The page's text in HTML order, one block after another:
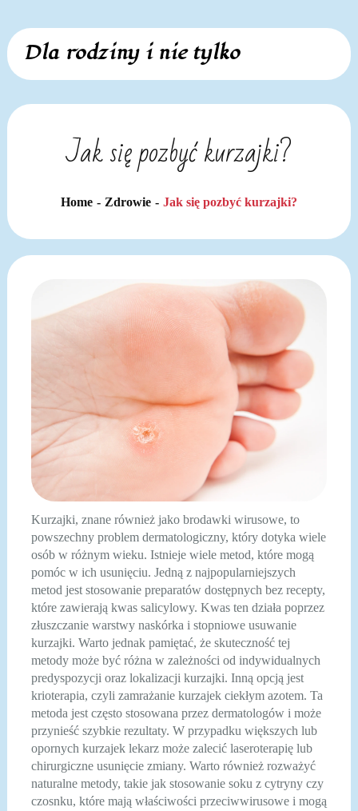
Skip
content
Dla rodziny i nie tylko
Jak się pozbyć kurzajki?
Home Zdrowie Jak się pozbyć kurzajki?
Kurzajki, znane również jako brodawki wirusowe, to
powszechny problem dermatologiczny, który dotyka wiele
osób w różnym wieku. Istnieje wiele metod, które mogą
pomóc w ich usunięciu. Jedną z najpopularniejszych
metod jest stosowanie preparatów dostępnych bez recepty,
które zawierają kwas salicylowy. Kwas ten działa poprzez
złuszczanie warstwy naskórka i stopniowe usuwanie
kurzajki. Warto jednak pamiętać, że skuteczność tej
metody może być różna w zależności od indywidualnych
predyspozycji oraz lokalizacji kurzajki. Inną opcją jest
krioterapia, czyli zamrażanie kurzajek ciekłym azotem. Ta
metoda jest często stosowana przez dermatologów i może
przynieść szybkie rezultaty. W przypadku większych lub
opornych kurzajek lekarz może zalecić laseroterapię lub
chirurgiczne usunięcie zmiany. Warto również rozważyć
naturalne metody, takie jak stosowanie soku z cytryny czy
czosnku, które mają właściwości przeciwwirusowe i mogą